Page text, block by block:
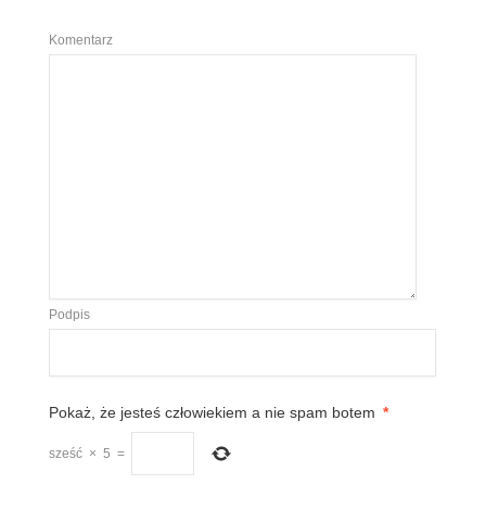
Komentarz
Podpis
Pokaż, że jesteś człowiekiem a nie spam botem *
sześć × 5 =